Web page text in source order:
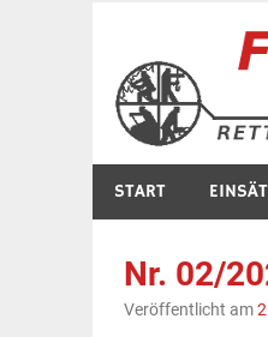
springen
START
Nr. 02/
Veröffentlicht am